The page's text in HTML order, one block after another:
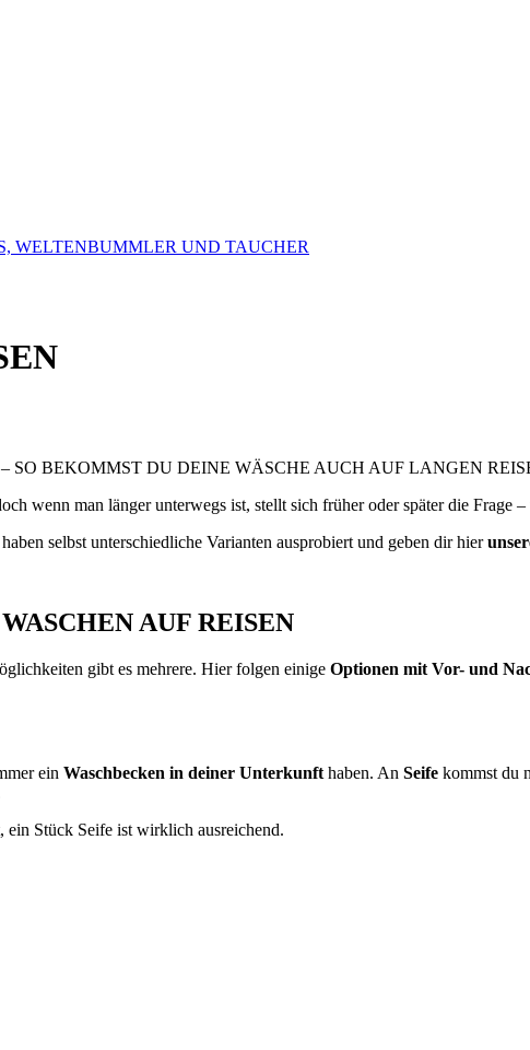
WELTENBUMMLER UND TAUCHER
SO BEKOMMST DU DEINE WÄSCHE AUCH AUF LANGEN
wenn man länger unterwegs ist, stellt sich früher oder später die Frage –
selbst unterschiedliche Varianten ausprobiert und geben dir hier
AUF REISEN
gibt es mehrere. Hier folgen einige Optionen mit Vor- und
ein Waschbecken in deiner Unterkunft haben. An Seife kommst du
ein Stück Seife ist wirklich ausreichend.